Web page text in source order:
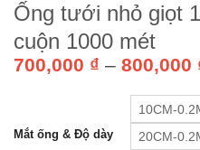
Ống tưới nhỏ giọt
cuộn 1000 mét
700,000 ₫ – 800,000
Mắt ống & Độ dày
10CM-
20CM-